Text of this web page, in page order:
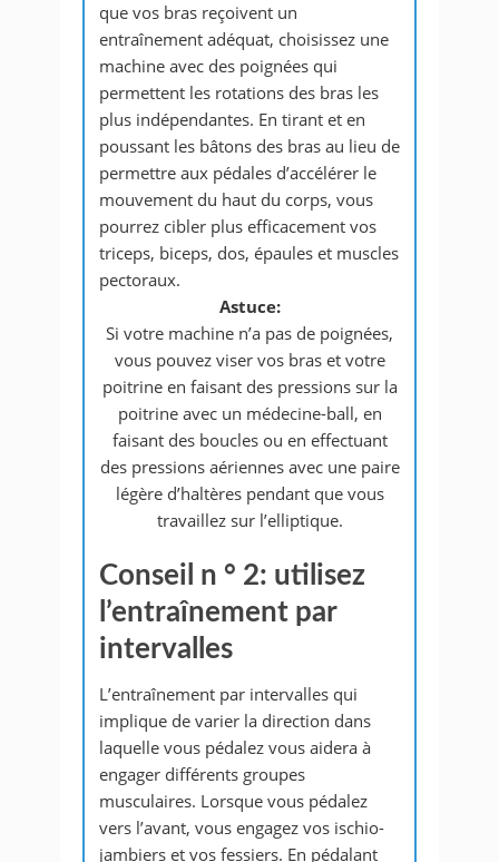
que vos bras reçoivent un
entraînement adéquat, choisissez une
machine avec des poignées qui
permettent les rotations des bras les
plus indépendantes. En tirant et en
poussant les bâtons des bras au lieu de
permettre aux pédales d’accélérer le
mouvement du haut du corps, vous
pourrez cibler plus efficacement vos
triceps, biceps, dos, épaules et muscles
pectoraux.
Astuce:
Si votre machine n’a pas de poignées,
vous pouvez viser vos bras et votre
poitrine en faisant des pressions sur la
poitrine avec un médecine-ball, en
faisant des boucles ou en effectuant
des pressions aériennes avec une paire
légère d’haltères pendant que vous
travaillez sur l’elliptique.
Conseil n ° 2: utilisez
l’entraînement par
intervalles
L’entraînement par intervalles qui
implique de varier la direction dans
laquelle vous pédalez vous aidera à
engager différents groupes
musculaires. Lorsque vous pédalez
vers l’avant, vous engagez vos ischio-
jambiers et vos fessiers. En pédalant